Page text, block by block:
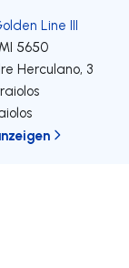
Line III
5650
Herculano, 3